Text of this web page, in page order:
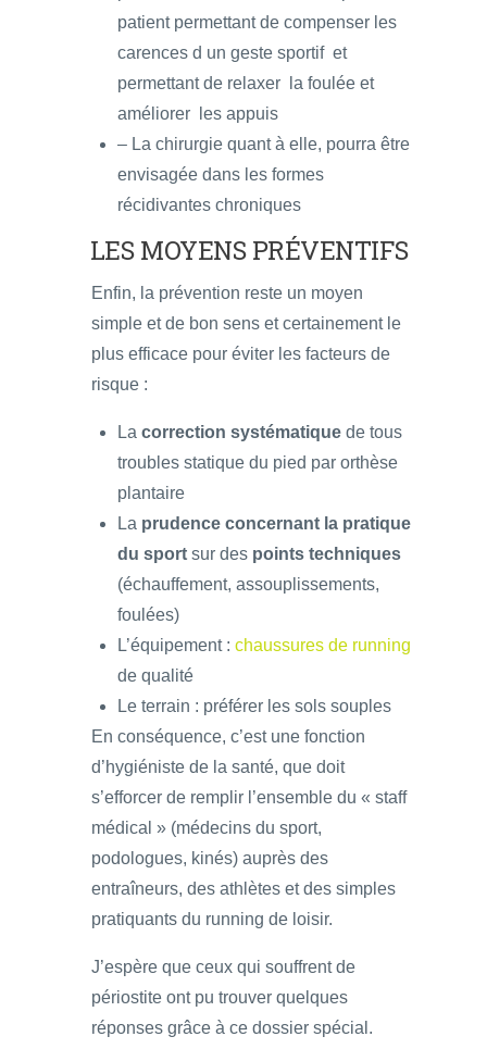
patient permettant de compenser les
carences d un geste sportif et
permettant de relaxer la foulée et
améliorer les appuis
– La chirurgie quant à elle, pourra être
envisagée dans les formes
récidivantes chroniques
LES MOYENS PRÉVENTIFS
Enfin, la prévention reste un moyen
simple et de bon sens et certainement le
plus efficace pour éviter les facteurs de
risque :
La correction systématique de tous
troubles statique du pied par orthèse
plantaire
La prudence concernant la pratique
du sport sur des points techniques
(échauffement, assouplissements,
foulées)
L’équipement : chaussures de running
de qualité
Le terrain : préférer les sols souples
En conséquence, c’est une fonction
d’hygiéniste de la santé, que doit
s’efforcer de remplir l’ensemble du « staff
médical » (médecins du sport,
podologues, kinés) auprès des
entraîneurs, des athlètes et des simples
pratiquants du running de loisir.
J’espère que ceux qui souffrent de
périostite ont pu trouver quelques
réponses grâce à ce dossier spécial.